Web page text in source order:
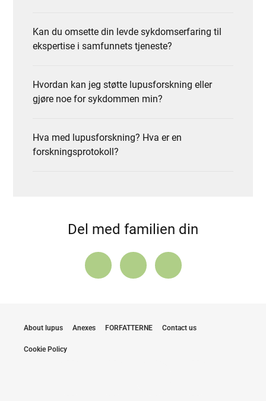
Kan du omsette din levde sykdomserfaring til
ekspertise i samfunnets tjeneste?
Hvordan kan jeg støtte lupusforskning eller
gjøre noe for sykdommen min?
Hva med lupusforskning? Hva er en
forskningsprotokoll?
Del med familien din
About lupus Anexes FORFATTERNE Contact us
Cookie Policy